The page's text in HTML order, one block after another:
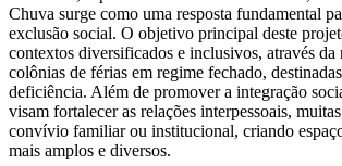
Chuva surge como uma resposta fundamental
exclusão social. O objetivo principal deste
contextos diversificados e inclusivos, através da
colônias de férias em regime fechado,
deficiência. Além de promover a integração
visam fortalecer as relações interpessoais,
convívio familiar ou institucional, criando
mais amplos e diversos.